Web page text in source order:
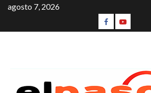
agosto 7, 2026